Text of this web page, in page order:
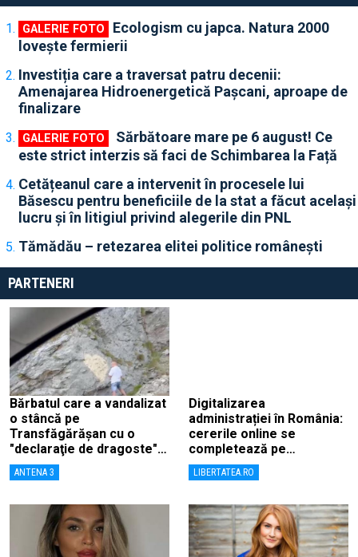
Ecologism cu japca. Natura 2000
lovește fermierii
Investiția care a traversat patru decenii:
Amenajarea Hidroenergetică Pașcani, aproape de
finalizare
Sărbătoare mare pe 6 august! Ce
este strict interzis să faci de Schimbarea la Față
Cetățeanul care a intervenit în procesele lui
Băsescu pentru beneficiile de la stat a făcut același
lucru și în litigiul privind alegerile din PNL
Tămădău – retezarea elitei politice românești
PARTENERI
Bărbatul care a vandalizat
o stâncă pe
Transfăgărășan cu o
"declaraţie de dragoste" e
căutat de poliție și
comisarii de mediu
ANTENA 3
Digitalizarea
administrației în România:
cererile online se
completează pe
calculatoarele de la
ghișee
LIBERTATEA.RO